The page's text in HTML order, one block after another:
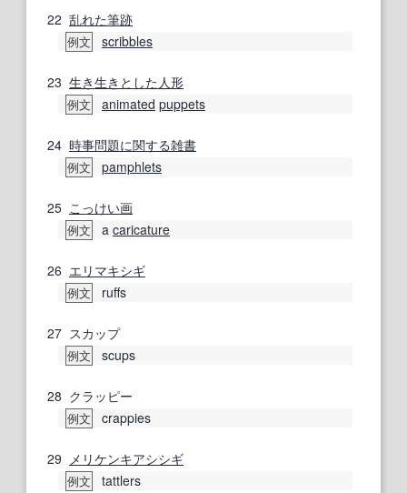
22 乱れた筆跡
例文 scribbles
23 生き生きとした人形
例文 animated puppets
24 時事問題に関する雑書
例文 pamphlets
25 こっけい画
例文 a caricature
26 エリマキシギ
例文 ruffs
27 スカップ
例文 scups
28 クラッピー
例文 crappies
29 メリケンキアシシギ
例文 tattlers